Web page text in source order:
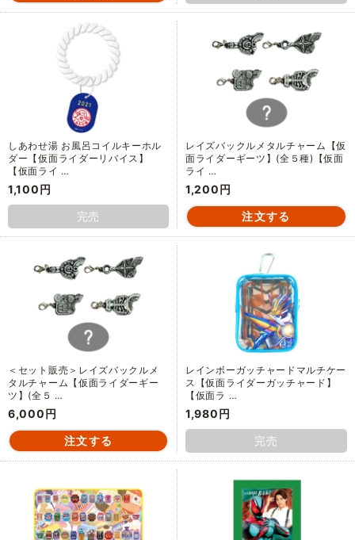
しあわせ湯 お風呂コイルキーホル
ダー【仮面ライダーリバイス】
【仮面ライ …
1,100円
完売
レイズバックルメタルチャーム【仮
面ライダーギーツ】(全５種)【仮面
ライ …
1,200円
＜セット販売＞レイズバックルメ
タルチャーム【仮面ライダーギー
ツ】(全５ …
6,000円
レインボーガッチャードマルチケー
ス【仮面ライダーガッチャード】
【仮面ラ …
1,980円
完売